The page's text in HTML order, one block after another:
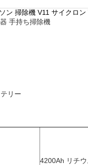
ン 掃除機 V11 サイクロ
手持ち掃除機
リー
4200Ah リチ